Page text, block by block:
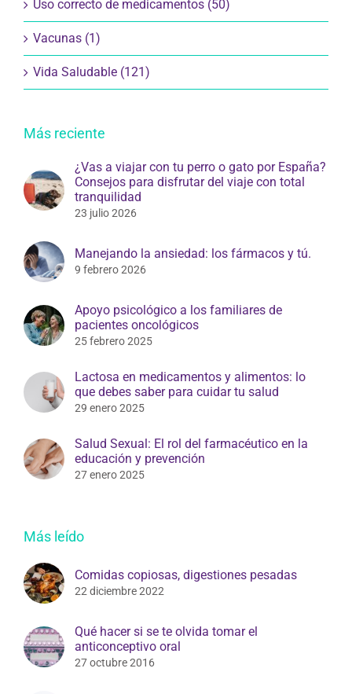
Uso correcto de medicamentos (50)
Vacunas (1)
Vida Saludable (121)
Más reciente
¿Vas a viajar con tu perro o gato por España?
Consejos para disfrutar del viaje con total
tranquilidad
23 julio 2026
Manejando la ansiedad: los fármacos y tú.
9 febrero 2026
Apoyo psicológico a los familiares de
pacientes oncológicos
25 febrero 2025
Lactosa en medicamentos y alimentos: lo
que debes saber para cuidar tu salud
29 enero 2025
Salud Sexual: El rol del farmacéutico en la
educación y prevención
27 enero 2025
Más leído
Comidas copiosas, digestiones pesadas
22 diciembre 2022
Qué hacer si se te olvida tomar el
anticonceptivo oral
27 octubre 2016